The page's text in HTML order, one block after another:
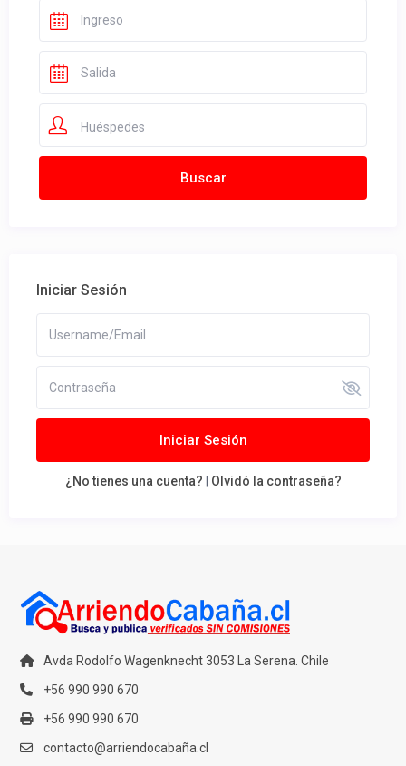
Huéspedes
Iniciar Sesión
Iniciar Sesión
¿No tienes una cuenta? Olvidó la contraseña?
Avda Rodolfo Wagenknecht 3053 La Serena. Chile
+56 990 990 670
+56 990 990 670
contacto@arriendocabaña.cl